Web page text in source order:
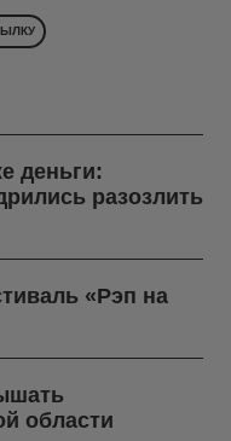
деньги:
разозлить
«Рэп на
области